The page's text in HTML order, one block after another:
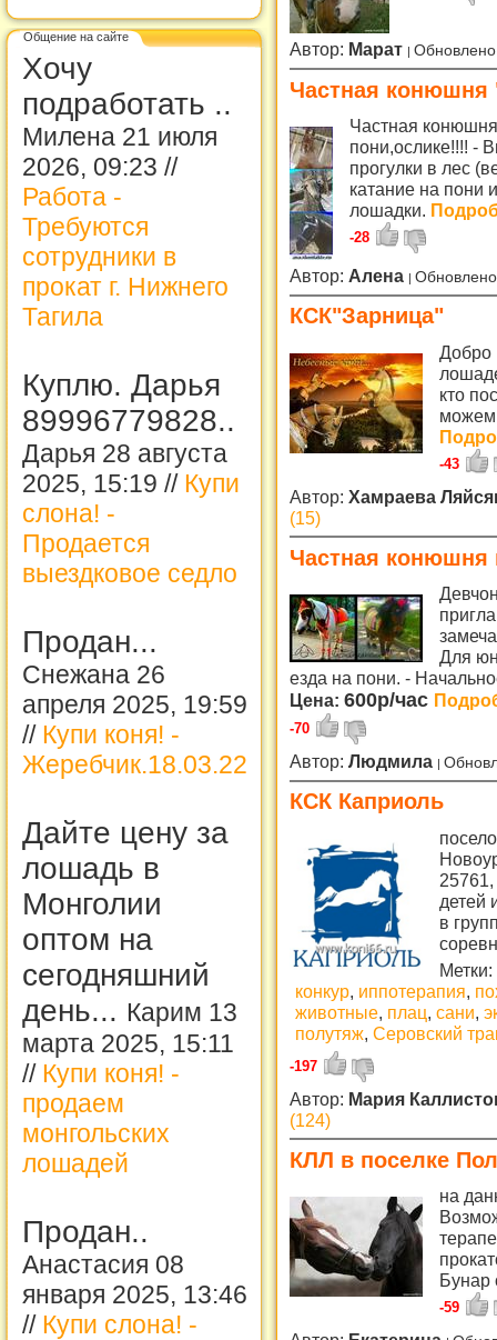
Общение на сайте
Хочу
подработать ..
Милена 21 июля
2026, 09:23 //
Работа -
Требуются
сотрудники в
прокат г. Нижнего
Тагила
Куплю. Дарья
89996779828..
Дарья 28 августа
2025, 15:19 // Купи
слона! -
Продается
выездковое седло
Продан...
Снежана 26
апреля 2025, 19:59
// Купи коня! -
Жеребчик.18.03.22
Дайте цену за
лошадь в
Монголии
оптом на
сегодняшний
день... Карим 13
марта 2025, 15:11
// Купи коня! -
продаем
монгольских
лошадей
Продан..
Анастасия 08
января 2025, 13:46
// Купи слона! -
Автор: Марат
Частная конюшня
Частная
пони,ослике!!!! -
прогулки в лес
катание на пони
лошадки.
-28
Автор: Алена
КСК"Зарница"
Добро
кто
можем
-43
Автор: Хамраева
(15)
Частная конюшня
Для
езда на пони. -
Цена: 600р/час
-70
Автор: Людмила
КСК Каприоль
детей
в
Метки:
конкур, иппотерапия,
животные, плац, сани,
полутяж, Серовский
-197
Автор: Мария
(124)
КЛЛ в поселке
на
Бунар
-59